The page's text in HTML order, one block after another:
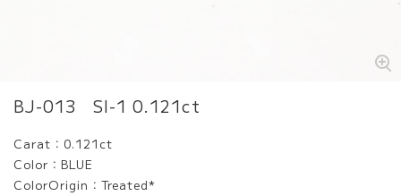
BJ-013 SI-1 0.121ct
Carat：0.121ct
Color：BLUE
ColorOrigin：Treated*